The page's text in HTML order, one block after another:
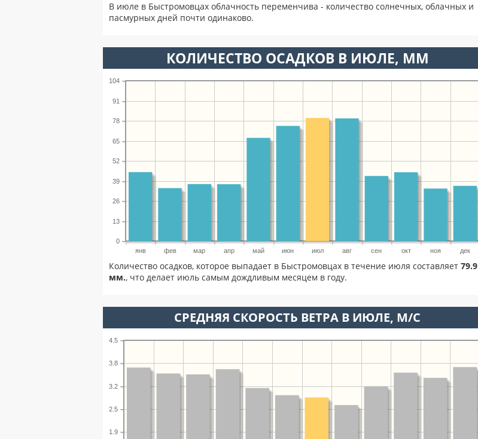
В июле в Быстромовцах облачность переменчива - количество солнечных, облачных и
пасмурных дней почти одинаково.
КОЛИЧЕСТВО ОСАДКОВ В ИЮЛЕ, ММ
янв фев мар апр май июн июл авг сен окт ноя дек
0
13
26
39
52
65
78
91
104
Количество осадков, которое выпадает в Быстромовцах в течение июля составляет 79.9
мм., что делает июль самым дождливым месяцем в году.
СРЕДНЯЯ СКОРОСТЬ ВЕТРА В ИЮЛЕ, М/С
1.9
2.5
3.2
3.8
4.5